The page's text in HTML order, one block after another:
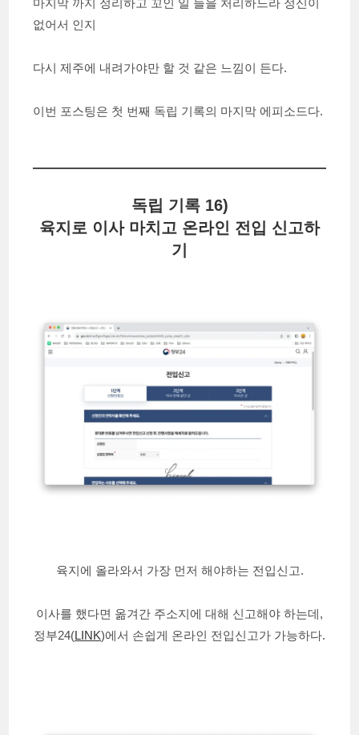
마지막 까지 정리하고 꼬인 일 들을 처리하느라 정신이
없어서 인지
다시 제주에 내려가야만 할 것 같은 느낌이 든다.
이번 포스팅은 첫 번째 독립 기록의 마지막 에피소드다.
독립 기록 16)
육지로 이사 마치고 온라인 전입 신고하
기
육지에 올라와서 가장 먼저 해야하는 전입신고.
이사를 했다면 옮겨간 주소지에 대해 신고해야 하는데,
정부24(LINK)에서 손쉽게 온라인 전입신고가 가능하다.